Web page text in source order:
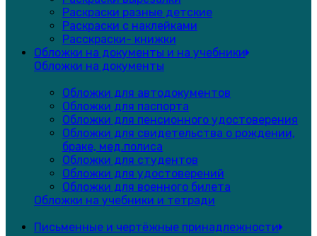
Раскраски разные детские
Раскраски с наклейками
Расскраски- книжки
Обложки на документы и на учебники
Обложки на документы
Обложки для автодокументов
Обложки для паспорта
Обложки для пенсионного удостоверения
Обложки для свидетельства о рождении,
браке, мед.полиса
Обложки для студентов
Обложки для удостоверений
Обложки для военного билета
Обложки на учебники и тетради
Письменные и чертёжные принадлежности